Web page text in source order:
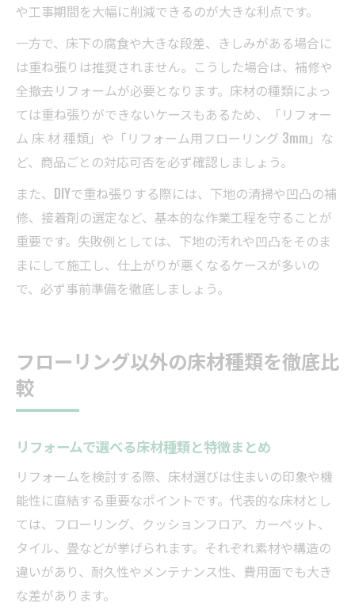
や工事期間を大幅に削減できるのが大きな利点です。
一方で、床下の腐食や大きな段差、きしみがある場合に
は重ね張りは推奨されません。こうした場合は、補修や
全撤去リフォームが必要となります。床材の種類によっ
ては重ね張りができないケースもあるため、「リフォー
ム 床 材 種類」や「リフォーム用フローリング 3mm」な
ど、商品ごとの対応可否を必ず確認しましょう。
また、DIYで重ね張りする際には、下地の清掃や凹凸の補
修、接着剤の選定など、基本的な作業工程を守ることが
重要です。失敗例としては、下地の汚れや凹凸をそのま
まにして施工し、仕上がりが悪くなるケースが多いの
で、必ず事前準備を徹底しましょう。
フローリング以外の床材種類を徹底比
較
リフォームで選べる床材種類と特徴まとめ
リフォームを検討する際、床材選びは住まいの印象や機
能性に直結する重要なポイントです。代表的な床材とし
ては、フローリング、クッションフロア、カーペット、
タイル、畳などが挙げられます。それぞれ素材や構造の
違いがあり、耐久性やメンテナンス性、費用面でも大き
な差があります。